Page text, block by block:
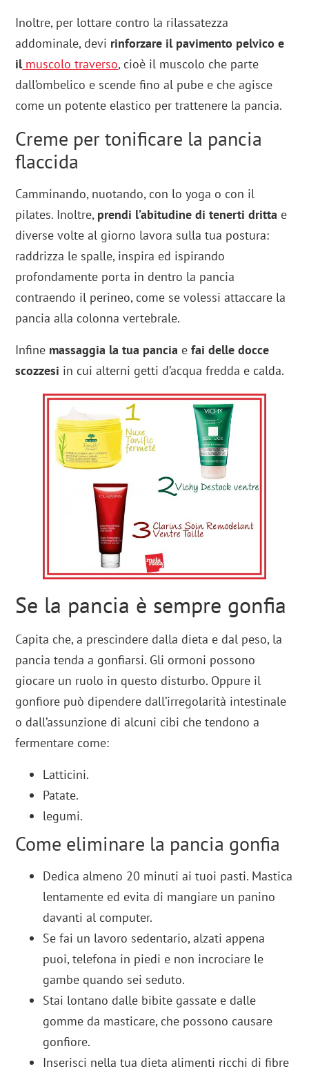
Inoltre, per lottare contro la rilassatezza
addominale, devi rinforzare il pavimento pelvico e
ilmuscolo traverso, cioè il muscolo che parte
dall’ombelico e scende fino al pube e che agisce
come un potente elastico per trattenere la pancia.
Creme per tonificare la pancia
flaccida
Camminando, nuotando, con lo yoga o con il
pilates. Inoltre, prendi l’abitudine di tenerti dritta e
diverse volte al giorno lavora sulla tua postura:
raddrizza le spalle, inspira ed ispirando
profondamente porta in dentro la pancia
contraendo il perineo, come se volessi attaccare la
pancia alla colonna vertebrale.
Infine massaggia la tua pancia efai delle docce
scozzesi in cui alterni getti d’acqua fredda e calda.
Se la pancia è sempre gonfia
Capita che, a prescindere dalla dieta e dal peso, la
pancia tenda a gonfiarsi. Gli ormoni possono
giocare un ruolo in questo disturbo. Oppure il
gonfiore può dipendere dall’irregolarità intestinale
o dall’assunzione di alcuni cibi che tendono a
fermentare come:
Latticini.
Patate.
legumi.
Come eliminare la pancia gonfia
Dedica almeno 20 minuti ai tuoi pasti. Mastica
lentamente ed evita di mangiare un panino
davanti al computer.
Se fai un lavoro sedentario, alzati appena
puoi, telefona in piedi e non incrociare le
gambe quando sei seduto.
Stai lontano dalle bibite gassate e dalle
gomme da masticare, che possono causare
gonfiore.
Inserisci nella tua dieta alimenti ricchi di fibre